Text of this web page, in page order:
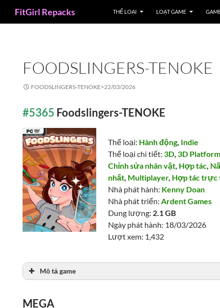
FitGirl Repacks THỂ LOẠI LOẠT GAME
FOODSLINGERS-TENOKE
FOODSLINGERS-TENOKE>22/03/2026
#5365 Foodslingers-TENOKE
Thể loại: Hành động, Indie
Thể loại chi tiết: 3D, 3D
Chỉnh sửa nhân vật, Hợp tác,
nhất, Multiplayer, Hợp tác trực
Nhà phát hành: Kenny Doan
Nhà phát triển:Ardent Games
Dung lượng: 2.1 GB
Ngày phát hành: 18/03/2026
Lượt xem: 1,432
Mô tả game
MEGA